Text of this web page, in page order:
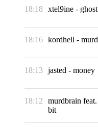
18:18 xtel9ine -
18:16 kordhell -
18:13 jasted - money
18:12 murdbrain
bit